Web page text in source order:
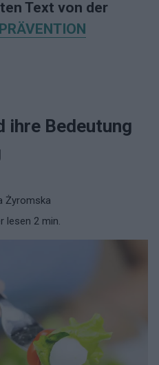
Text von der
PRÄVENTION
ihre Bedeutung
Żyromska
lesen 2 min.